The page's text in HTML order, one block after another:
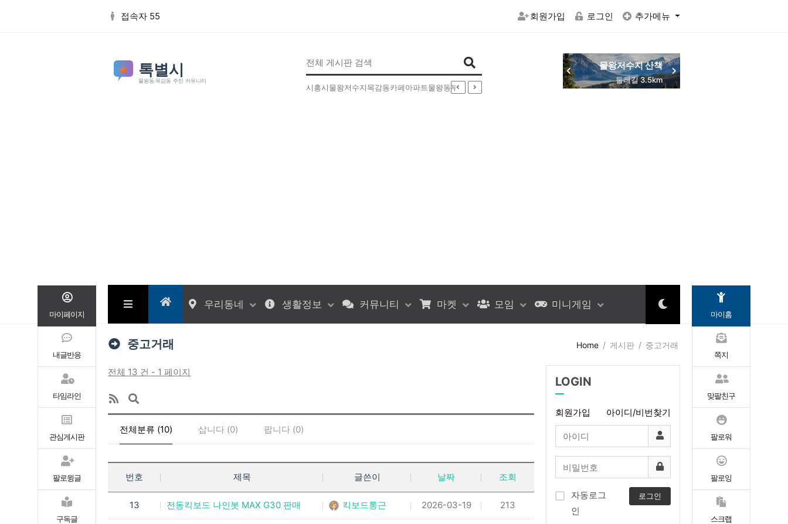
접속자 55
회원가입 로그인 추가메뉴
인기검색어
시흥시물왕저수지목감동카페아파트물왕동부동산병원 5EXTRACTVALUE6937CONCAT0x7eSELECTELT6937693710x7e-
물왕저수지 산책
둘레길 3.5km
우리동네 생활정보 커뮤니티 마켓 모임 미니게임
중고거래 Home 게시판 중고거래
마이페이지
내글반응
타임라인
관심게시판
팔로윙글
구독글
마이홈
쪽지
맞팔친구
팔로워
팔로잉
스크랩
전체 13 건 - 1 페이지
전체분류 (10) 삽니다 (0) 팝니다 (0)
번호 제목 글쓴이 날짜 조회
13 전동킥보드 나인봇 MAX G30 판매 킥보드통근 2026-03-19 213
LOGIN
회원가입 아이디/비번찾기
자동로그
인
로그인